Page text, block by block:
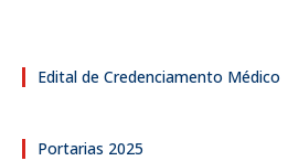
Edital de Credenciamento Médico
Portarias 2025